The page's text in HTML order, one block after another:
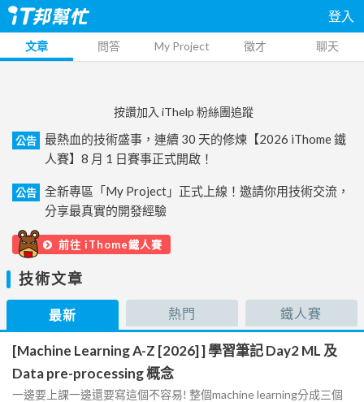
登入
文章 問答 My Project 徵才 聊天
按讚加入 iThelp 粉絲團追蹤
公告
最熱血的技術盛事，連續 30 天的修煉【2026 iThome 鐵
人賽】8 月 1 日賽事正式開啟！
公告
全新專區「My Project」正式上線！邀請你用技術交流，
分享最真實的開發經驗
前往 iThome鐵人賽
技術文章
最新 熱門 鐵人賽
[Machine Learning A-Z [2026] ] 學習筆記 Day2 ML 及
Data pre-processing 概念
一邊要上課一邊還要寫這個不容易! 整個machine learning分成三個